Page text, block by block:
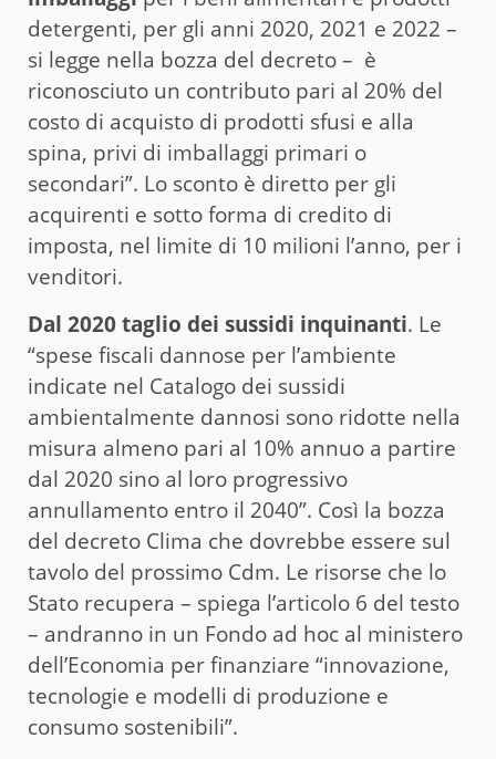
detergenti, per gli anni 2020, 2021 e 2022 –
si legge nella bozza del decreto – è
riconosciuto un contributo pari al 20% del
costo di acquisto di prodotti sfusi e alla
spina, privi di imballaggi primari o
secondari”. Lo sconto è diretto per gli
acquirenti e sotto forma di credito di
imposta, nel limite di 10 milioni l’anno, per i
venditori.
Dal 2020 taglio dei sussidi inquinanti. Le
“spese fiscali dannose per l’ambiente
indicate nel Catalogo dei sussidi
ambientalmente dannosi sono ridotte nella
misura almeno pari al 10% annuo a partire
dal 2020 sino al loro progressivo
annullamento entro il 2040”. Così la bozza
del decreto Clima che dovrebbe essere sul
tavolo del prossimo Cdm. Le risorse che lo
Stato recupera – spiega l’articolo 6 del testo
– andranno in un Fondo ad hoc al ministero
dell’Economia per finanziare “innovazione,
tecnologie e modelli di produzione e
consumo sostenibili”.